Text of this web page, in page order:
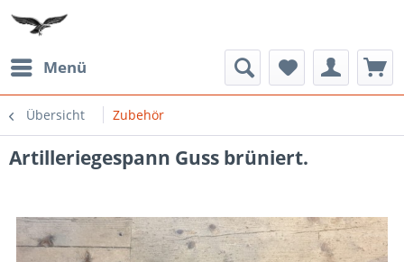
Menü
Übersicht Zubehör
Artilleriegespann Guss brüniert.